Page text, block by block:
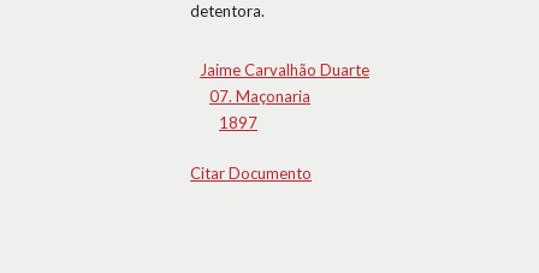
detentora.
Jaime Carvalhão Duarte
07. Maçonaria
1897
Citar Documento